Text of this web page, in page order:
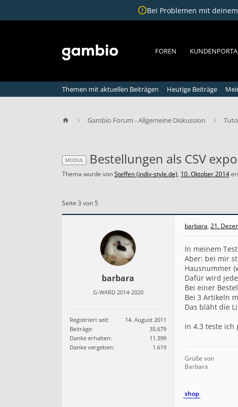
Bei Problemen mit
FOREN
Themen mit aktuellen Beiträgen Heutige Beiträge
Gambio Forum - Allgemeine Diskussion
MODUL Bestellungen als CSV
Thema wurde vonSteffen (indiv-style.de), 10. Oktober 2014
B
e
Seite 3 von 5
barbara
G-WARD 2014-2020
Registriert seit:
14. August 2011
Beiträge:
35.679
Danke erhalten:
11.399
Danke vergeben:
1.619
barbara, 21.
In meinem
Aber: bei mir
Hausnummer
Dafür wird
Bei einer
Bei 3 Artikeln
Das bläht die
in 4.3 teste ich
Grüße von
Barbara
shop